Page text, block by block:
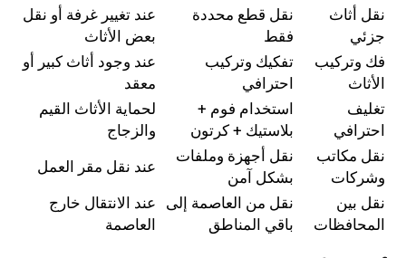
نقل أثاث
جزئي
نقل قطع محددة
فقط
عند تغيير غرفة أو نقل
بعض الأثاث
فك وتركيب
الأثاث
تفكيك وتركيب
احترافي
عند وجود أثاث كبير أو
معقد
تغليف
احترافي
استخدام فوم +
بلاستيك + كرتون
لحماية الأثاث القيم
والزجاج
نقل مكاتب
وشركات
نقل أجهزة وملفات
بشكل آمن
عند نقل مقر العمل
نقل بين
المحافظات
نقل من العاصمة إلى
باقي المناطق
عند الانتقال خارج
العاصمة